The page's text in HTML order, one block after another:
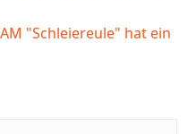
"Schleiereule" hat ein